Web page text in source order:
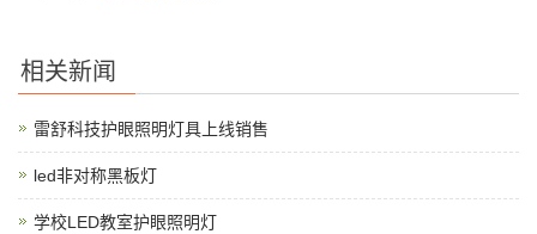
相关新闻
雷舒科技护眼照明灯具上线销售
led非对称黑板灯
学校LED教室护眼照明灯